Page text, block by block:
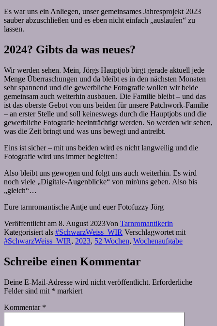
Es war uns ein Anliegen, unser gemeinsames Jahresprojekt 2023
sauber abzuschließen und es eben nicht einfach „auslaufen“ zu
lassen.
2024? Gibts da was neues?
Wir werden sehen. Mein, Jörgs Hauptjob birgt gerade aktuell jede
Menge Überraschungen und da bleibt es in den nächsten Monaten
sehr spannend und die gewerbliche Fotografie wollen wir beide
gemeinsam auch weiterhin ausbauen. Die Familie bleibt – und das
ist das oberste Gebot von uns beiden für unsere Patchwork-Familie
– an erster Stelle und soll keineswegs durch die Hauptjobs und die
gewerbliche Fotografie beeinträchtigt werden. So werden wir sehen,
was die Zeit bringt und was uns bewegt und antreibt.
Eins ist sicher – mit uns beiden wird es nicht langweilig und die
Fotografie wird uns immer begleiten!
Also bleibt uns gewogen und folgt uns auch weiterhin. Es wird
noch viele „Digitale-Augenblicke“ von mir/uns geben. Also bis
„gleich“…
Eure tarnromantische Antje und euer Fotofuzzy Jörg
Veröffentlicht am 8. August 2023Von Tarnromantikerin
Kategorisiert als #SchwarzWeiss_WIR Verschlagwortet mit
#SchwarzWeiss_WIR, 2023, 52 Wochen, Wochenaufgabe
Schreibe einen Kommentar
Deine E-Mail-Adresse wird nicht veröffentlicht. Erforderliche
Felder sind mit * markiert
Kommentar *